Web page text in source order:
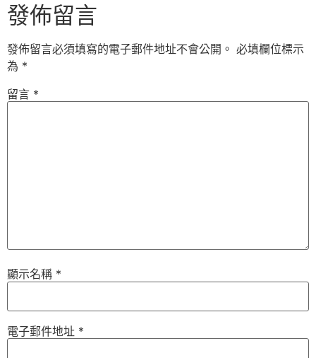
發佈留言
發佈留言必須填寫的電子郵件地址不會公開。 必填欄位標示
為 *
留言 *
顯示名稱 *
電子郵件地址 *